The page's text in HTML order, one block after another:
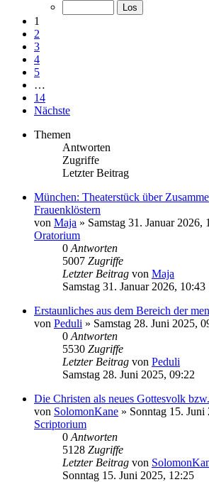
1
2
3
4
5
…
14
Nächste
Themen
Antworten
Zugriffe
Letzter Beitrag
München: Theaterstück über
Frauenklöstern
von Maja » Samstag 31. Januar 2026,
Oratorium
0 Antworten
5007 Zugriffe
Letzter Beitrag von Maja
Samstag 31. Januar 2026, 10:43
Erstaunliches aus dem Bereich der
von Peduli » Samstag 28. Juni 2025,
0 Antworten
5530 Zugriffe
Letzter Beitrag von Peduli
Samstag 28. Juni 2025, 09:22
Die Christen als neues Gottesvolk
von SolomonKane » Sonntag 15. Juni
Scriptorium
0 Antworten
5128 Zugriffe
Letzter Beitrag von
Sonntag 15. Juni 2025, 12:25